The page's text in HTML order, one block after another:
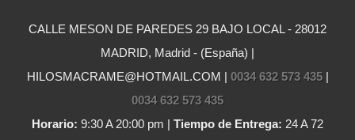
CALLE MESON DE PAREDES 29 BAJO LOCAL - 28012
MADRID, Madrid - (España) |
HILOSMACRAME@HOTMAIL.COM | 0034 632 573 435|
0034 632 573 435
Horario: 9:30 A 20:00 pm | Tiempo de Entrega: 24 A 72